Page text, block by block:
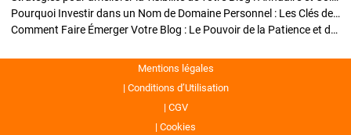
Pourquoi Investir dans un Nom de Domaine Personnel : Les Clés de la Réussite de Votre Blog
Comment Faire Émerger Votre Blog : Le Pouvoir de la Patience et de la Persévérance
Mentions légales
Conditions d’Utilisation
CGV
Cookies